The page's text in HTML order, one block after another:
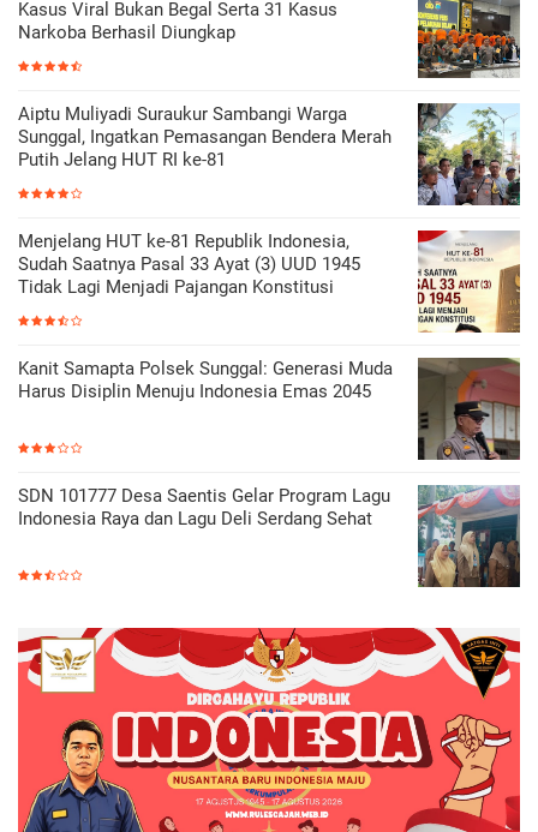
Kasus Viral Bukan Begal Serta 31 Kasus
Narkoba Berhasil Diungkap
Aiptu Muliyadi Suraukur Sambangi Warga
Sunggal, Ingatkan Pemasangan Bendera Merah
Putih Jelang HUT RI ke-81
Menjelang HUT ke-81 Republik Indonesia,
Sudah Saatnya Pasal 33 Ayat (3) UUD 1945
Tidak Lagi Menjadi Pajangan Konstitusi
Kanit Samapta Polsek Sunggal: Generasi Muda
Harus Disiplin Menuju Indonesia Emas 2045
SDN 101777 Desa Saentis Gelar Program Lagu
Indonesia Raya dan Lagu Deli Serdang Sehat